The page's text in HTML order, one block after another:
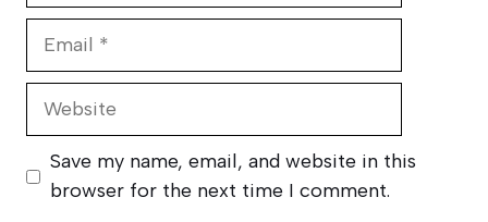
Website
Save my name, email, and website in this
browser for the next time I comment.